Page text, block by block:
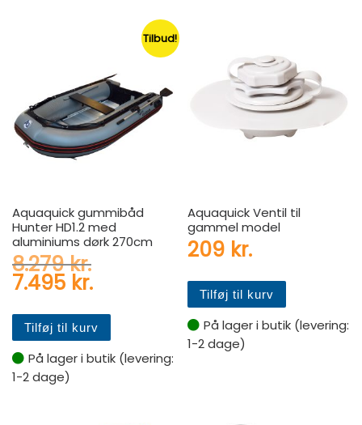
Tilbud!
Aquaquick gummibåd
Hunter HD1.2 med
aluminiums dørk 270cm
8.279kr.Den oprindelige pris var:
7.495 kr.Den aktuelle pris er: 7.495
Tilføj til kurv
På lager i butik (levering:
1-2 dage)
Aquaquick Ventil til
gammel model
209 kr.
Tilføj til kurv
På lager i butik (levering:
1-2 dage)